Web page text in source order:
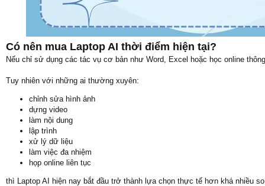
Có nên mua Laptop AI thời điểm hiện tại?
Nếu chỉ sử dụng các tác vụ cơ bản như Word, Excel hoặc học online
Tuy nhiên với những ai thường xuyên:
chỉnh sửa hình ảnh
dựng video
làm nội dung
lập trình
xử lý dữ liệu
làm việc đa nhiệm
họp online liên tục
thì Laptop AI hiện nay bắt đầu trở thành lựa chọn thực tế hơn khá nhiều